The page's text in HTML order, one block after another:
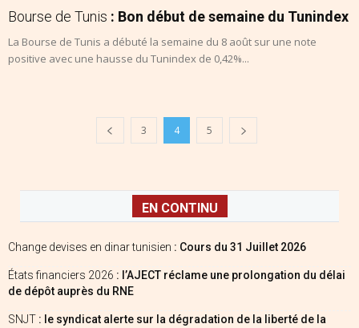
Bourse de Tunis : Bon début de semaine du Tunindex
La Bourse de Tunis a débuté la semaine du 8 août sur une note
positive avec une hausse du Tunindex de 0,42%...
3 4 5
EN CONTINU
Change devises en dinar tunisien : Cours du 31 Juillet 2026
États financiers 2026 : l’AJECT réclame une prolongation du délai
de dépôt auprès du RNE
SNJT : le syndicat alerte sur la dégradation de la liberté de la